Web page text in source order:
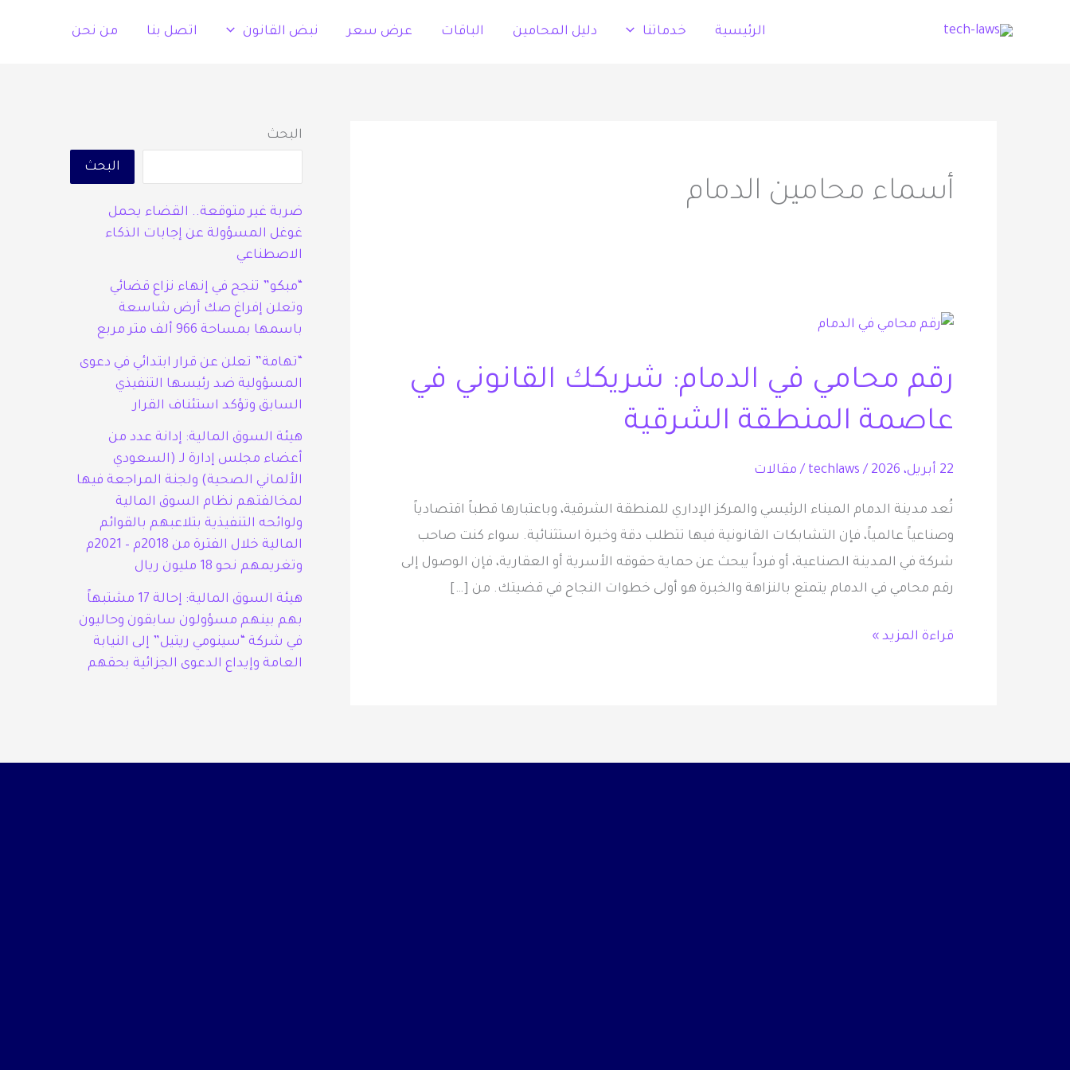
الرئيسية خدماتنا دليل المحامين الباقات عرض سعر نبض القانون اتصل بنا من نحن
أسماء محامين الدمام
رقم محامي في الدمام: شريكك القانوني في
عاصمة المنطقة الشرقية
22 أبريل، 2026 /
techlaws
/ مقالات
تُعد مدينة الدمام الميناء الرئيسي والمركز الإداري للمنطقة الشرقية، وباعتبارها قطباً اقتصادياً
وصناعياً عالمياً، فإن التشابكات القانونية فيها تتطلب دقة وخبرة استثنائية. سواء كنت صاحب
شركة في المدينة الصناعية، أو فرداً يبحث عن حماية حقوقه الأسرية أو العقارية، فإن الوصول إلى
رقم محامي في الدمام يتمتع بالنزاهة والخبرة هو أولى خطوات النجاح في قضيتك. من […]
رقم
في
شريكك
عاصمة
المنطقة
الشرقية
قراءة المزيد »
البحث
البحث
ضربة غير متوقعة.. القضاء يحمل
غوغل المسؤولة عن إجابات الذكاء
الاصطناعي
“مبكو” تنجح في إنهاء نزاع قضائي
وتعلن إفراغ صك أرض شاسعة
باسمها بمساحة 966 ألف متر مربع
“تهامة” تعلن عن قرار ابتدائي في دعوى
المسؤولية ضد رئيسها التنفيذي
السابق وتؤكد استئناف القرار
هيئة السوق المالية: إدانة عدد من
أعضاء مجلس إدارة لـ (السعودي
الألماني الصحية) ولجنة المراجعة فيها
لمخالفتهم نظام السوق المالية
ولوائحه التنفيذية بتلاعبهم بالقوائم
المالية خلال الفترة من 2018م – 2021م
وتغريمهم نحو 18 مليون ريال
هيئة السوق المالية: إحالة 17 مشتبهاً
بهم بينهم مسؤولون سابقون وحاليون
في شركة “سينومي ريتيل” إلى النيابة
العامة وإيداع الدعوى الجزائية بحقهم